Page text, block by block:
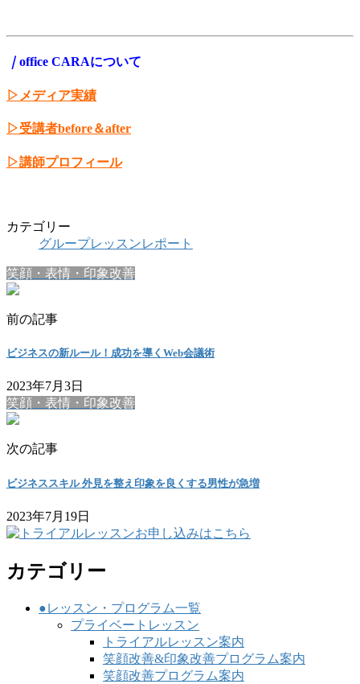
｜ office CARAについて
▷メディア実績
▷受講者before＆after
▷講師プロフィール
カテゴリー
グループレッスンレポート
笑顔・表情・印象改善
前の記事
ビジネスの新ルール！成功を導くWeb会議術
2023年7月3日
笑顔・表情・印象改善
次の記事
ビジネススキル 外見を整え印象を良くする男性が急増
2023年7月19日
カテゴリー
●レッスン・プログラム一覧
プライベートレッスン
トライアルレッスン案内
笑顔改善&印象改善プログラム案内
笑顔改善プログラム案内